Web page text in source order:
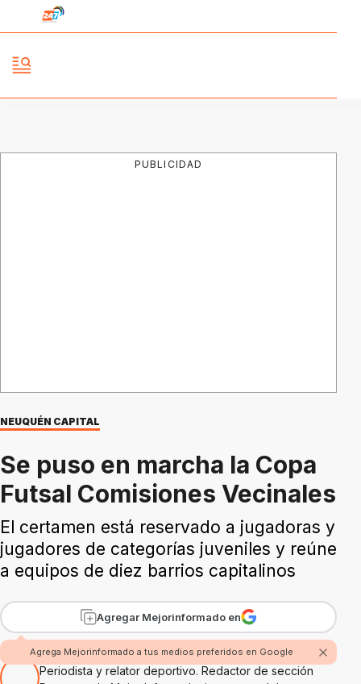
PUBLICIDAD
NEUQUÉN CAPITAL
Se puso en marcha la Copa
Futsal Comisiones Vecinales
El certamen está reservado a jugadoras y
jugadores de categorías juveniles y reúne
a equipos de diez barrios capitalinos
Agregar Mejorinformado en
Agrega Mejorinformado a tus medios preferidos en Google
Por Hugo Alejandro Amaolo
Periodista y relator deportivo. Redactor de sección